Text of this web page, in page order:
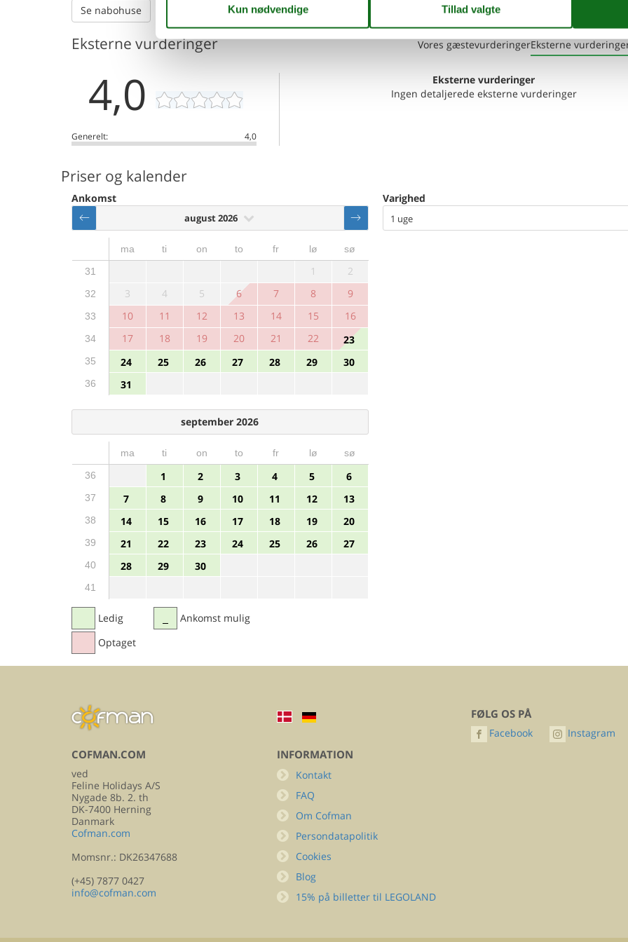
Se nabohuse
Eksterne vurderinger Vores gæstevurderingerEksterne
4,0
Generelt: 4,0
Eksterne vurderinger
Ingen detaljerede eksterne vurderinger
Priser og kalender
Ankomst
august 2026
ma ti on to fr lø
sø
31
1 2
32 3 4 5 6 7 8 9
33 10 11 12 13 14 15 16
34 17 18 19 20 21 22 23
35 24 25 26 27 28 29 30
36 31
september 2026
ma ti on to fr lø
sø
36
1 2 3 4 5 6
37 7 8 9 10 11 12 13
38 14 15 16 17 18 19 20
39 21 22 23 24 25 26 27
40 28 29 30
41
Ledig
Optaget
Ankomst mulig
Varighed
1 uge
COFMAN.COM
ved
Feline Holidays A/S
Nygade 8b. 2. th
DK-7400 Herning
Danmark
Cofman.com
Momsnr.: DK26347688
(+45) 7877 0427
info@cofman.com
INFORMATION
Kontakt
FAQ
Om Cofman
Persondatapolitik
Cookies
Blog
15% på billetter til LEGOLAND
FØLG OS PÅ
Facebook Instagram